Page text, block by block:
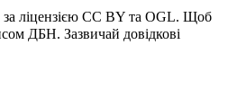
за ліцензією CC BY та OGL. Щоб
ДБН. Зазвичай довідкові